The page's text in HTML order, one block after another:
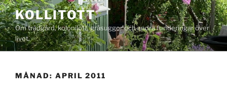
Hoppa
till
innehåll
KOLLITOTT
Om trädgård, kolonilott, gråsuggor och andra funderingar över
livet.
MÅNAD: APRIL 2011